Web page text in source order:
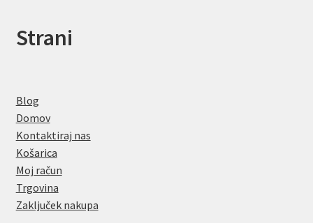
Strani
Blog
Domov
Kontaktiraj nas
Košarica
Moj račun
Trgovina
Zaključek nakupa